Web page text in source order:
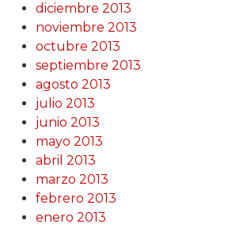
diciembre 2013
noviembre 2013
octubre 2013
septiembre 2013
agosto 2013
julio 2013
junio 2013
mayo 2013
abril 2013
marzo 2013
febrero 2013
enero 2013